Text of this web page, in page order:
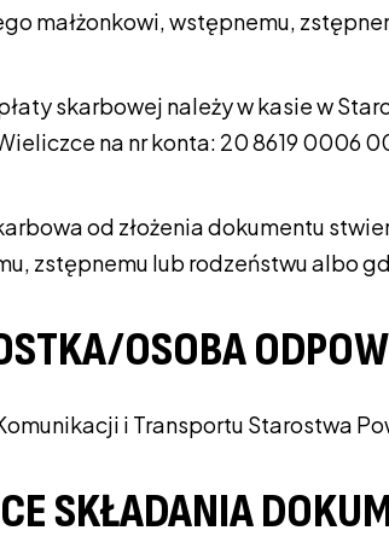
małżonkowi, wstępnemu,
skarbowej należy w kasie w
na nr konta: 20 8619 0006
od złożenia dokumentu
zstępnemu lub rodzeństwu albo
OSOBA
i Transportu Starostwa
SKŁADANIA